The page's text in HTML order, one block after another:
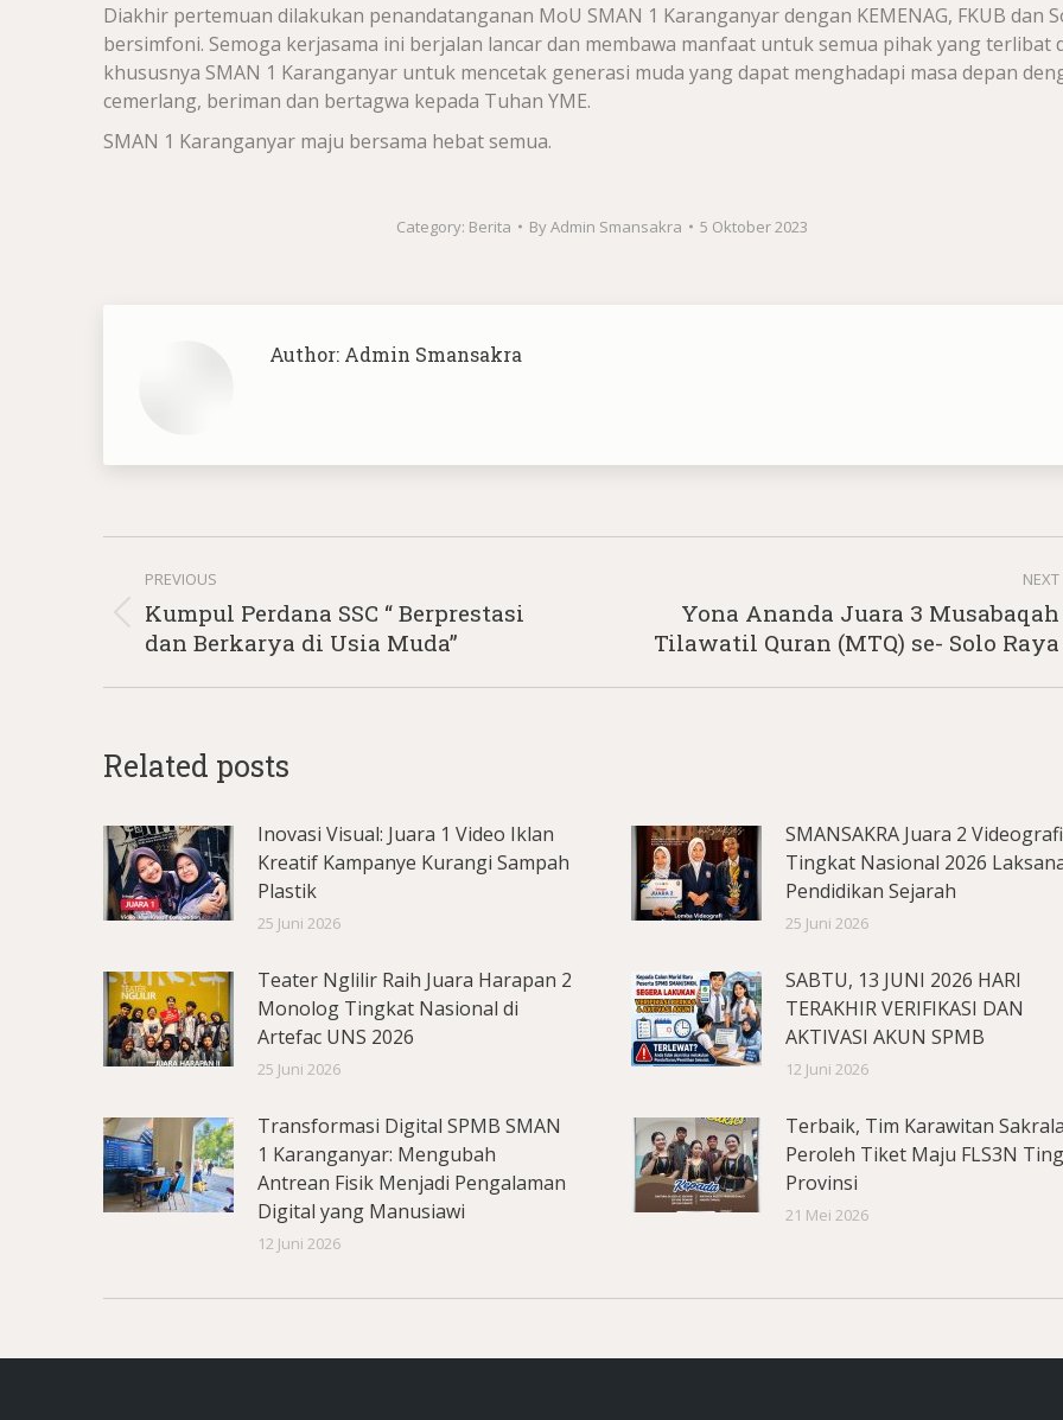
​Diakhir pertemuan dilakukan penandatanganan MoU SMAN 1 Karanganyar dengan KEMENAG, FKUB dan
bersimfoni. Semoga kerjasama ini berjalan lancar dan membawa manfaat untuk semua pihak yang terlibat
khususnya SMAN 1 Karanganyar untuk mencetak generasi muda yang dapat menghadapi masa depan
cemerlang, beriman dan bertagwa kepada Tuhan YME.
SMAN 1 Karanganyar maju bersama hebat semua.
Category: Berita ByAdmin Smansakra 5 Oktober 2023
Author: Admin Smansakra
navigation
PREVIOUS
Previous
post:
Kumpul Perdana SSC “ Berprestasi
dan Berkarya di Usia Muda”
NEXT
post:
Yona Ananda Juara 3 Musabaqah
Tilawatil Quran (MTQ) se- Solo Raya
Related posts
Inovasi Visual: Juara 1 Video Iklan
Kreatif Kampanye Kurangi Sampah
Plastik
25 Juni 2026
SMANSAKRA Juara 2 Videografi
Tingkat Nasional 2026
Pendidikan Sejarah
25 Juni 2026
Teater Nglilir Raih Juara Harapan 2
Monolog Tingkat Nasional di
Artefac UNS 2026
25 Juni 2026
SABTU, 13 JUNI 2026 HARI
TERAKHIR VERIFIKASI DAN
AKTIVASI AKUN SPMB
12 Juni 2026
Transformasi Digital SPMB SMAN
1 Karanganyar: Mengubah
Antrean Fisik Menjadi Pengalaman
Digital yang Manusiawi
12 Juni 2026
Terbaik, Tim Karawitan
Peroleh Tiket Maju FLS3N
Provinsi
21 Mei 2026